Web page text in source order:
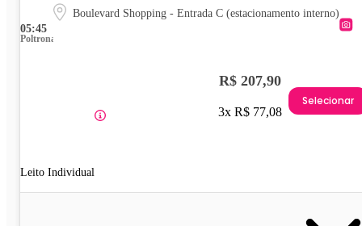
05:45
Boulevard Shopping - Entrada C (estacionamento interno)
Poltrona
Leito Individual
R$ 207,90
3x R$ 77,08
Selecionar